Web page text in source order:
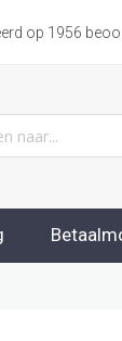
op 1956